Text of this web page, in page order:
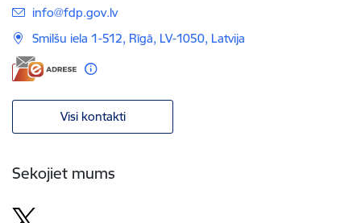
E-pasts:
info@fdp.gov.lv
Smilšu iela 1-512, Rīgā, LV-1050, Latvija
Visi kontakti
Sekojiet mums